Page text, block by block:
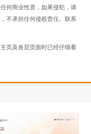
何商业性质，如果侵犯，请
不承担任何侵权责任。联系
页及各层页面时已经仔细看